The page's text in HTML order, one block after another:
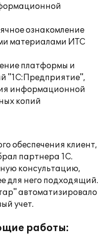
ознакомление
материалами ИТС
платформы и
"1С:Предприятие",
информационной
копий
обеспечения клиент,
партнера 1С.
консультацию,
для него подходящий.
автоматизировало
учет.
работы: